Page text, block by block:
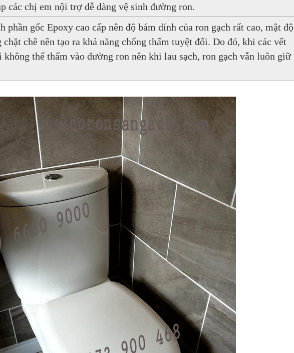
các chị em nội trợ dễ dàng vệ sinh đường ron.
phần gốc Epoxy cao cấp nên độ bám dính của ron gạch rất cao, mật độ
chẽ nên tạo ra khả năng chống thấm tuyệt đối. Do đó, khi các vết
không thể thấm vào đường ron nên khi lau sạch, ron gạch vẫn luôn giữ